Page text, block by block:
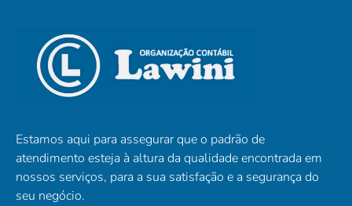
Estamos aqui para assegurar que o padrão de
atendimento esteja à altura da qualidade encontrada em
nossos serviços, para a sua satisfação e a segurança do
seu negócio.